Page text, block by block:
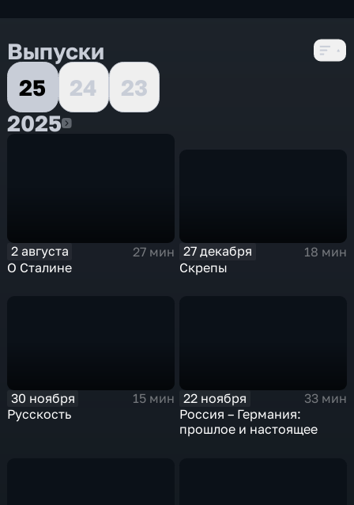
Выпуски
25
24
23
20252025
2 августа
27 мин
О Сталине
27 декабря
18 мин
Скрепы
30 ноября
15 мин
Русскость
22 ноября
33 мин
Россия – Германия:
прошлое и настоящее